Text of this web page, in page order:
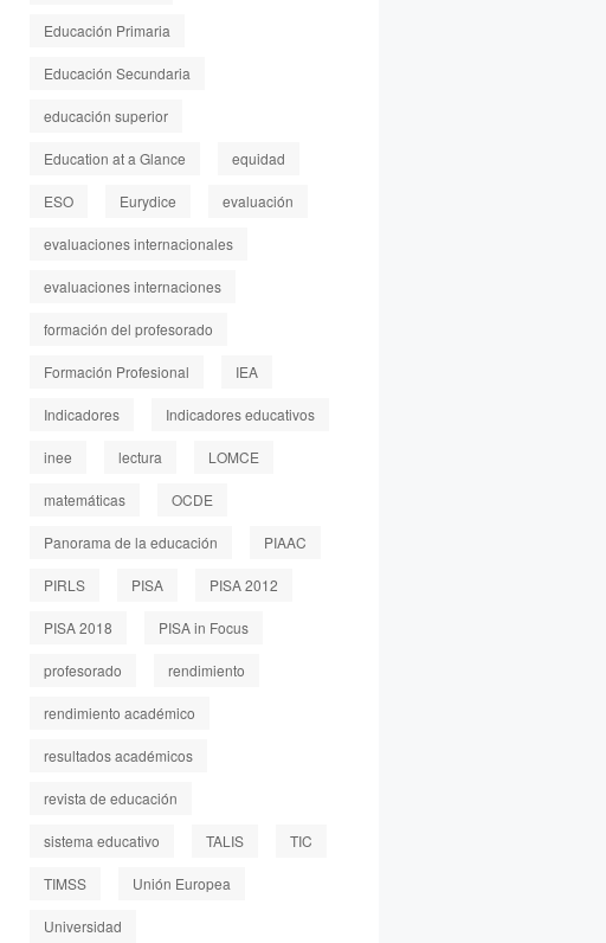
Educación Primaria
Educación Secundaria
educación superior
Education at a Glance equidad
ESO Eurydice evaluación
evaluaciones internacionales
evaluaciones internaciones
formación del profesorado
Formación Profesional IEA
Indicadores Indicadores educativos
inee lectura LOMCE
matemáticas OCDE
Panorama de la educación PIAAC
PIRLS PISA PISA 2012
PISA 2018 PISA in Focus
profesorado rendimiento
rendimiento académico
resultados académicos
revista de educación
sistema educativo TALIS TIC
TIMSS Unión Europea
Universidad